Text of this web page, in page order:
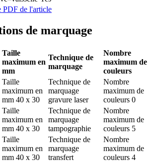
PDF de l'article
de marquage
Taille
maximum en
mm
Technique de
marquage
Nombre
maximum de
couleurs
Taille
maximum en
mm 40 x 30
Technique de
marquage
gravure laser
Nombre
maximum de
couleurs 0
Taille
maximum en
mm 40 x 30
Technique de
marquage
tampographie
Nombre
maximum de
couleurs 5
Taille
maximum en
mm 40 x 30
Technique de
marquage
transfert
Nombre
maximum de
couleurs 4